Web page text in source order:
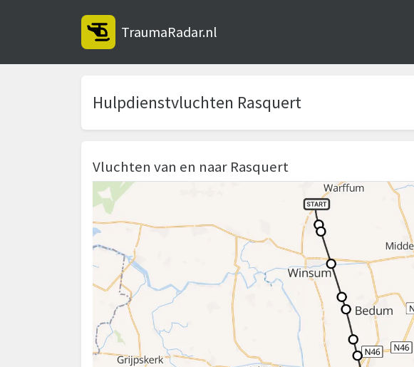
TraumaRadar.nl
Hulpdienstvluchten Rasquert
Vluchten van en naar Rasquert